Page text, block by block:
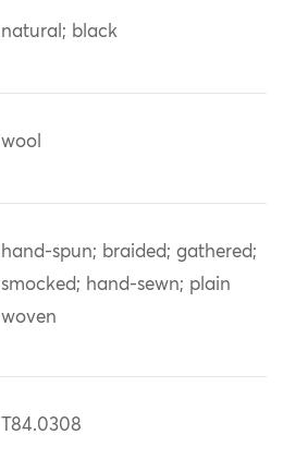
natural; black
wool
hand-spun; braided; gathered;
smocked; hand-sewn; plain
woven
T84.0308